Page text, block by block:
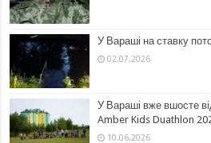
У Вараші на ставку
02.07.2026
У Вараші вже вшосте
Amber Kids Duathlon
10.06.2026